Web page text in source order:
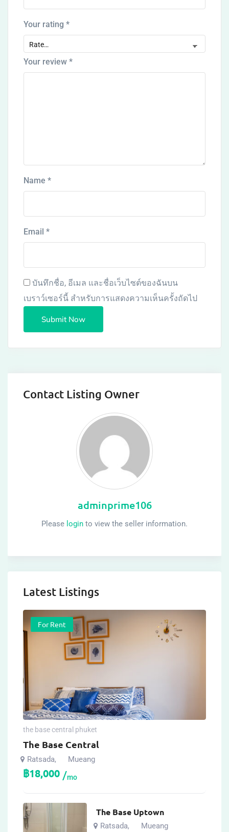
Your rating *
Your review *
Name *
Email *
บันทึกชื่อ, อีเมล และชื่อเว็บไซต์ของฉันบน
เบราว์เซอร์นี้ สำหรับการแสดงความเห็นครั้งถัดไป
Contact Listing Owner
adminprime106
Please login to view the seller information.
Latest Listings
For Rent
the base central phuket
The Base Central
Ratsada, Mueang
฿18,000 mo
The Base Uptown
Ratsada, Mueang